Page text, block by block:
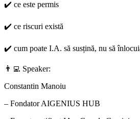
✔️ ce este permis
✔️ ce riscuri există
✔️ cum poate I.A. să susțină, nu să
👨‍💻 Speaker:
Constantin Manoiu
– Fondator AIGENIUS HUB